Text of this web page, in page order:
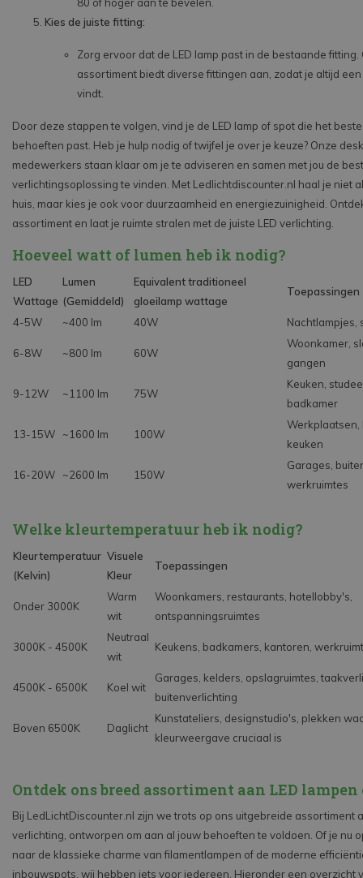
80 of hoger aan te bevelen.
Kies de juiste fitting:
Zorg ervoor dat de LED lamp past in de bestaande fitting.
assortiment biedt diverse fittingen aan, zodat je altijd
vindt.
Door deze stappen te volgen, vind je de LED lamp of spot die het
behoeften past. Heb je hulp nodig of twijfel je over je keuze? Onze
medewerkers staan klaar om je te adviseren en samen met jou de
verlichtingsoplossing te vinden. Met Ledlichtdiscounter.nl haal je niet
huis, maar kies je ook voor duurzaamheid en energiezuinigheid.
assortiment en laat je ruimte stralen met de juiste LED verlichting.
Hoeveel watt of lumen heb ik nodig?
LED
Wattage
Lumen
(Gemiddeld)
Equivalent traditioneel
gloeilamp wattage
Toepassingen
4-5W ~400 lm 40W Nachtlampjes,
6-8W ~800 lm 60W
Woonkamer,
gangen
9-12W ~1100 lm 75W
Keuken,
badkamer
13-15W ~1600 lm 100W
Werkplaatsen,
keuken
16-20W ~2600 lm 150W
Garages,
werkruimtes
Welke kleurtemperatuur heb ik nodig?
Kleurtemperatuur
(Kelvin)
Visuele
Kleur
Toepassingen
Onder 3000K
Warm
wit
Woonkamers, restaurants, hotellobby's,
ontspanningsruimtes
3000K - 4500K
Neutraal
wit
Keukens, badkamers, kantoren,
4500K - 6500K Koel wit
Garages, kelders, opslagruimtes,
buitenverlichting
Boven 6500K Daglicht
Kunstateliers, designstudio's, plekken
kleurweergave cruciaal is
Ontdek ons breed assortiment aan LED lampen
Bij LedLichtDiscounter.nl zijn we trots op ons uitgebreide assortiment
verlichting, ontworpen om aan al jouw behoeften te voldoen. Of je nu
naar de klassieke charme van filamentlampen of de moderne
inbouwspots, wij hebben iets voor iedereen. Hieronder een overzicht